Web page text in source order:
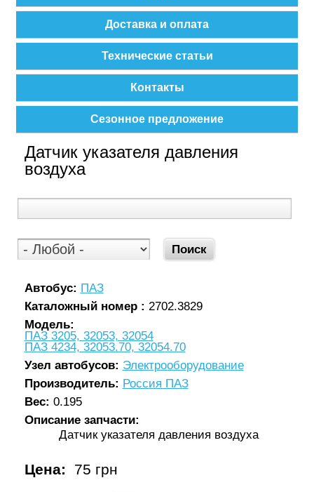
Доставка и оплата
Технические статьи
Контакты
Сезонное предложение
Датчик указателя давления
воздуха
Автобус: ПАЗ
Каталожный номер : 2702.3829
Модель:
ПАЗ 3205, 32053, 32054
ПАЗ 4234, 32053.70, 32054.70
Узел автобусов: Электрооборудование
Производитель: Россия ПАЗ
Вес: 0.195
Описание запчасти:
Датчик указателя давления воздуха
Цена: 75 грн